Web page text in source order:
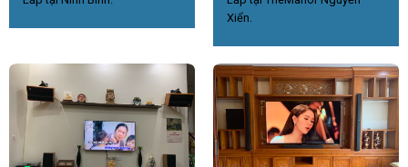
Xiển.